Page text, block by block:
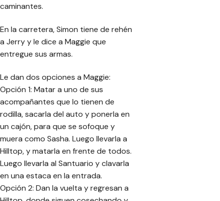
caminantes.
En la carretera, Simon tiene de rehén
a Jerry y le dice a Maggie que
entregue sus armas.
Le dan dos opciones a Maggie:
Opción 1: Matar a uno de sus
acompañantes que lo tienen de
rodilla, sacarla del auto y ponerla en
un cajón, para que se sofoque y
muera como Sasha. Luego llevarla a
Hilltop, y matarla en frente de todos.
Luego llevarla al Santuario y clavarla
en una estaca en la entrada.
Opción 2: Dan la vuelta y regresan a